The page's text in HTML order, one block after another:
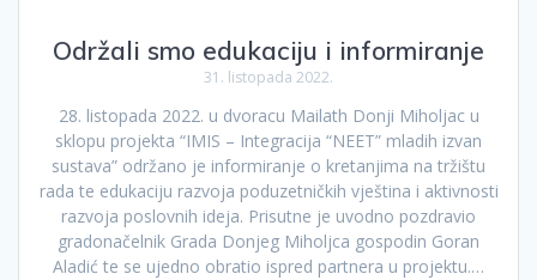
Održali smo edukaciju i informiranje
31. listopada 2022.
28. listopada 2022. u dvoracu Mailath Donji Miholjac u
sklopu projekta “IMIS – Integracija “NEET” mladih izvan
sustava” održano je informiranje o kretanjima na tržištu
rada te edukaciju razvoja poduzetničkih vještina i aktivnosti
razvoja poslovnih ideja. Prisutne je uvodno pozdravio
gradonačelnik Grada Donjeg Miholjca gospodin Goran
Aladić te se ujedno obratio ispred partnera u projektu.…